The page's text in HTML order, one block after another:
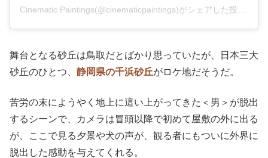
舞台となる砂丘は鳥取だとばかり思っていたが、日本三大
砂丘のひとつ、 静岡県の千浜砂丘がロケ地だそうだ。
苦労の末にようやく地上に這い上がってきた＜男＞が脱出
するシーンで、カメラは冒頭以降で初めて屋敷の外に出る
が、ここで見る夕景や犬の声が、観る者にもついに外界に
脱出した感動を与えてくれる。